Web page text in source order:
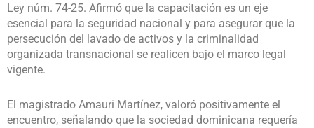
Ley núm. 74-25. Afirmó que la capacitación es un eje
esencial para la seguridad nacional y para asegurar que la
persecución del lavado de activos y la criminalidad
organizada transnacional se realicen bajo el marco legal
vigente.
El magistrado Amauri Martínez, valoró positivamente el
encuentro, señalando que la sociedad dominicana requería